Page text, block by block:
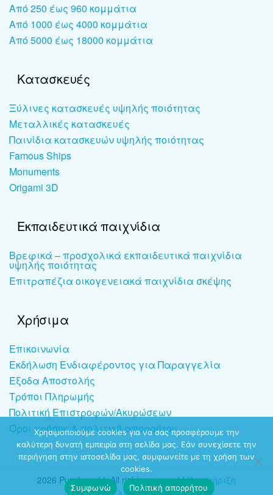
Από 250 έως 960 κομμάτια
Από 1000 έως 4000 κομμάτια
Από 5000 έως 18000 κομμάτια
Κατασκευές
Ξύλινες κατασκευές υψηλής ποιότητας
Μεταλλικές κατασκευές
Παινίδια κατασκευών υψηλής ποιότητας
Famous Ships
Monuments
Origami 3D
Εκπαιδευτικά παιχνίδια
Βρεφικά – προσχολικά εκπαιδευτικά παιχνίδια
υψηλής ποιότητας
Επιτραπέζια οικογενειακά παιχνίδια σκέψης
Χρήσιμα
Επικοινωνία
Εκδήλωση Ενδιαφέροντος για Παραγγελία
Έξοδα Αποστολής
Τρόποι Πληρωμής
Πολιτική Επιστροφών/Ακυρώσεων
Όροι χρήσης & πολιτική απορρήτου
2026 Puzzleworld. All rights reserved |Υποστήριξη
ιστοσελίδων-dezitech.
Χρησιμοποιούμε cookies για να σας προσφέρουμε την
καλύτερη δυνατή εμπειρία στη σελίδα μας. Εάν συνεχίσετε την
περιήγηση στην ιστοσελίδα μας, συμφωνείτε με τη χρήση των
cookies.
Συμφωνώ
Πολιτική απορρήτου